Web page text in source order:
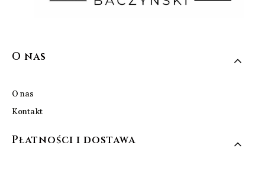
Linki w stopce
O nas
O nas
Kontakt
Płatności i dostawa